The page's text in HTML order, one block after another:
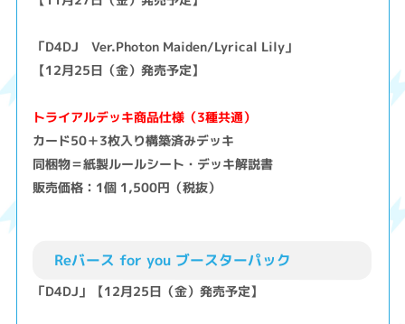
「D4DJ Ver.Photon Maiden/Lyrical Lily」
【12月25日（金）発売予定】
トライアルデッキ商品仕様（3種共通）
カード50＋3枚入り構築済みデッキ
同梱物＝紙製ルールシート・デッキ解説書
販売価格：1個 1,500円（税抜）
Reバース for you ブースターパック
「D4DJ」【12月25日（金）発売予定】